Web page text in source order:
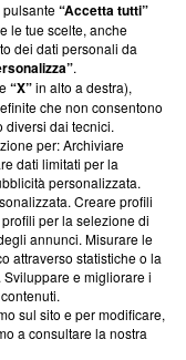
Frasca, 3 - 6900
pulsante“Accetta tutti”
le tue scelte, anche
dei dati personali da
.
“X”in alto a destra),
che non consentono
diversi dai tecnici.
per: Archiviare
dati limitati per la
personalizzata.
Creare profili
per la selezione di
annunci. Misurare le
attraverso statistiche o la
e migliorare i
sul sito e per modificare,
a consultare la nostra